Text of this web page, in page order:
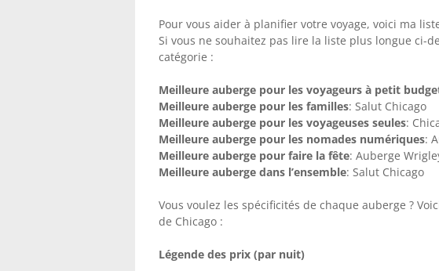
Pour vous aider à planifier votre voyage, voici ma
Si vous ne souhaitez pas lire la liste plus longue ci-
catégorie :
Meilleure auberge pour les voyageurs à petit
Meilleure auberge pour les familles: Salut Chicago
Meilleure auberge pour les voyageuses seules:
Meilleure auberge pour les nomades numériques:
Meilleure auberge pour faire la fête: Auberge
Meilleure auberge dans l’ensemble: Salut Chicago
Vous voulez les spécificités de chaque auberge ?
de Chicago :
Légende des prix (par nuit)